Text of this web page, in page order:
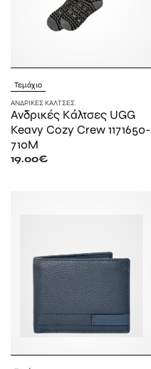
Τεμάχιο
ΑΝΔΡΙΚΈΣ ΚΆΛΤΣΕΣ
Ανδρικές Κάλτσες UGG
Keavy Cozy Crew 1171650-
710M
19.00€